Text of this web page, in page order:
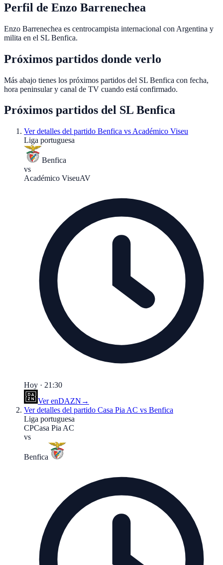
Perfil de Enzo Barrenechea
Enzo Barrenechea es centrocampista internacional con Argentina y
milita en el SL Benfica.
Próximos partidos donde verlo
Más abajo tienes los próximos partidos del SL Benfica con fecha,
hora peninsular y canal de TV cuando está confirmado.
Próximos partidos del SL Benfica
Ver detalles del partido Benfica vs Académico Viseu
Liga portuguesa
Benfica
vs
Académico ViseuAV
Hoy · 21:30
Ver enDAZN →
Ver detalles del partido Casa Pia AC vs Benfica
Liga portuguesa
CPCasa Pia AC
vs
Benfica